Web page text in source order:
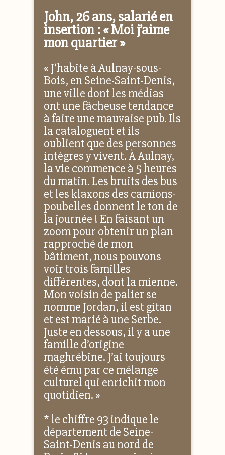
John, 26 ans, salarié en
insertion : « Moi j’aime
mon quartier »
« J’habite à Aulnay-sous-
Bois, en Seine-Saint-Denis,
une ville dont les médias
ont une fâcheuse tendance
à faire une mauvaise pub. Ils
la cataloguent et ils
oublient que des personnes
intègres y vivent. À Aulnay,
la vie commence à 5 heures
du matin. Les bruits des bus
et les klaxons des camions-
poubelles donnent le ton de
la journée ! En faisant un
zoom pour obtenir un plan
rapproché de mon
bâtiment, nous pouvons
voir trois familles
différentes, dont la mienne.
Mon voisin de palier se
nomme Jordan, il est gitan
et est marié à une Serbe.
Juste en dessous, il y a une
famille d’origine
maghrébine. J’ai toujours
été ému par ce mélange
culturel qui enrichit mon
quotidien. »
* le chiffre 93 indique le
département de Seine-
Saint-Denis au nord de